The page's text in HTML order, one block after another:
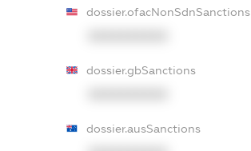
dossier.ofacNonSdnSanctions
dossier.gbSanctions
dossier.ausSanctions